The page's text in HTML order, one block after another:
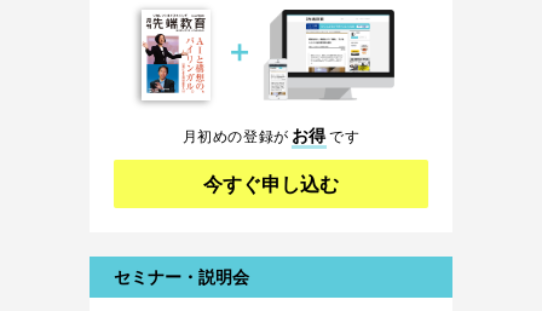
＋
月初めの登録が お得です
今すぐ申し込む
セミナー・説明会